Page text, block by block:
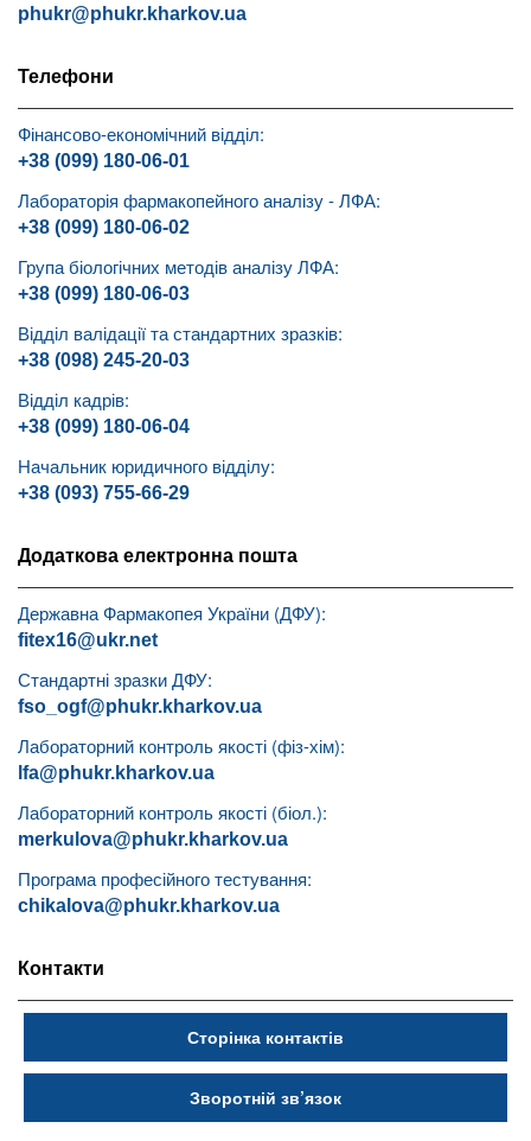
phukr@phukr.kharkov.ua
Телефони
Фінансово-економічний відділ:
+38 (099) 180-06-01
Лабораторія фармакопейного аналізу - ЛФА:
+38 (099) 180-06-02
Група біологічних методів аналізу ЛФА:
+38 (099) 180-06-03
Відділ валідації та стандартних зразків:
+38 (098) 245-20-03
Відділ кадрів:
+38 (099) 180-06-04
Начальник юридичного відділу:
+38 (093) 755-66-29
Додаткова електронна пошта
Державна Фармакопея України (ДФУ):
fitex16@ukr.net
Стандартні зразки ДФУ:
fso_ogf@phukr.kharkov.ua
Лабораторний контроль якості (фіз-хім):
lfa@phukr.kharkov.ua
Лабораторний контроль якості (біол.):
merkulova@phukr.kharkov.ua
Програма професійного тестування:
chikalova@phukr.kharkov.ua
Контакти
Сторінка контактів
Зворотній зв’язок